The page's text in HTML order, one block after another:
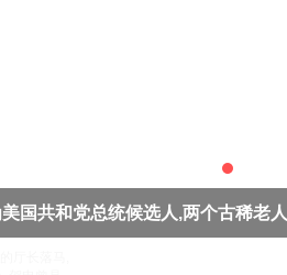
国共和党总统候选人,两个古稀老